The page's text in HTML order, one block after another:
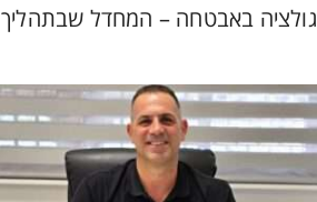
באבטחה – המחדל שבתהליך